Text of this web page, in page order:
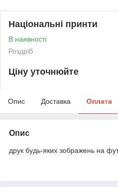
Національні принти
В наявності
Роздріб
Ціну уточнюйте
Опис Доставка Оплата
Опис
друк будь-яких зображень на